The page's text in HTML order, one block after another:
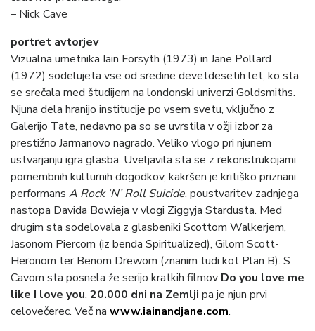
– Nick Cave
portret avtorjev
Vizualna umetnika Iain Forsyth (1973) in Jane Pollard
(1972) sodelujeta vse od sredine devetdesetih let, ko sta
se srečala med študijem na londonski univerzi Goldsmiths.
Njuna dela hranijo institucije po vsem svetu, vključno z
Galerijo Tate, nedavno pa so se uvrstila v ožji izbor za
prestižno Jarmanovo nagrado. Veliko vlogo pri njunem
ustvarjanju igra glasba. Uveljavila sta se z rekonstrukcijami
pomembnih kulturnih dogodkov, kakršen je kritiško priznani
performans A Rock ‘N’ Roll Suicide, poustvaritev zadnjega
nastopa Davida Bowieja v vlogi Ziggyja Stardusta. Med
drugim sta sodelovala z glasbeniki Scottom Walkerjem,
Jasonom Piercom (iz benda Spiritualized), Gilom Scott-
Heronom ter Benom Drewom (znanim tudi kot Plan B). S
Cavom sta posnela že serijo kratkih filmov Do you love me
like I love you, 20.000 dni na Zemlji pa je njun prvi
celovečerec. Več na www.iainandjane.com.